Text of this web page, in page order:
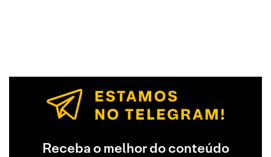
Receba o melhor do conteúdo